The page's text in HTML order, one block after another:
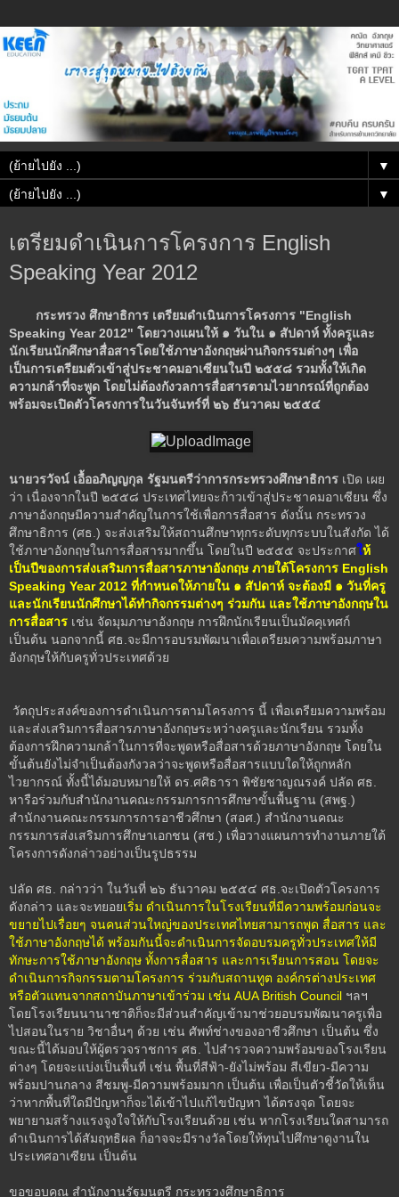
▼
▼
เตรียมดำเนินการโครงการ English
Speaking Year 2012
กระทรวง ศึกษาธิการ เตรียมดำเนินการโครงการ "English
Speaking Year 2012" โดยวางแผนให้ ๑ วันใน ๑ สัปดาห์ ทั้งครูและ
นักเรียนนักศึกษาสื่อสารโดยใช้ภาษาอังกฤษผ่านกิจกรรมต่างๆ เพื่อ
เป็นการเตรียมตัวเข้าสู่ประชาคมอาเซียนในปี ๒๕๕๘ รวมทั้งให้เกิด
ความกล้าที่จะพูด โดยไม่ต้องกังวลการสื่อสารตามไวยากรณ์ที่ถูกต้อง
พร้อมจะเปิดตัวโครงการในวันจันทร์ที่ ๒๖ ธันวาคม ๒๕๕๔
นายวรวัจน์ เอื้ออภิญญกุล รัฐมนตรีว่าการกระทรวงศึกษาธิการ เปิด เผย
ว่า เนื่องจากในปี ๒๕๕๘ ประเทศไทยจะก้าวเข้าสู่ประชาคมอาเซียน ซึ่ง
ภาษาอังกฤษมีความสำคัญในการใช้เพื่อการสื่อสาร ดังนั้น กระทรวง
ศึกษาธิการ (ศธ.) จะส่งเสริมให้สถานศึกษาทุกระดับทุกระบบในสังกัด ได้
ใช้ภาษาอังกฤษในการสื่อสารมากขึ้น โดยในปี ๒๕๕๕ จะประกาศให้
เป็นปีของการส่งเสริมการสื่อสารภาษาอังกฤษ ภายใต้โครงการ English
Speaking Year 2012 ที่กำหนดให้ภายใน ๑ สัปดาห์ จะต้องมี ๑ วันที่ครู
และนักเรียนนักศึกษาได้ทำกิจกรรมต่างๆ ร่วมกัน และใช้ภาษาอังกฤษใน
การสื่อสาร เช่น จัดมุมภาษาอังกฤษ การฝึกนักเรียนเป็นมัคคุเทศก์
เป็นต้น นอกจากนี้ ศธ.จะมีการอบรมพัฒนาเพื่อเตรียมความพร้อมภาษา
อังกฤษให้กับครูทั่วประเทศด้วย
วัตถุประสงค์ของการดำเนินการตามโครงการ นี้ เพื่อเตรียมความพร้อม
และส่งเสริมการสื่อสารภาษาอังกฤษระหว่างครูและนักเรียน รวมทั้ง
ต้องการฝึกความกล้าในการที่จะพูดหรือสื่อสารด้วยภาษาอังกฤษ โดยใน
ขั้นต้นยังไม่จำเป็นต้องกังวลว่าจะพูดหรือสื่อสารแบบใดให้ถูกหลัก
ไวยากรณ์ ทั้งนี้ได้มอบหมายให้ ดร.ศศิธารา พิชัยชาญณรงค์ ปลัด ศธ.
หารือร่วมกับสำนักงานคณะกรรมการการศึกษาขั้นพื้นฐาน (สพฐ.)
สำนักงานคณะกรรมการการอาชีวศึกษา (สอศ.) สำนักงานคณะ
กรรมการส่งเสริมการศึกษาเอกชน (สช.) เพื่อวางแผนการทำงานภายใต้
โครงการดังกล่าวอย่างเป็นรูปธรรม
ปลัด ศธ. กล่าวว่า ในวันที่ ๒๖ ธันวาคม ๒๕๕๔ ศธ.จะเปิดตัวโครงการ
ดังกล่าว และจะทยอยเริ่ม ดำเนินการในโรงเรียนที่มีความพร้อมก่อนจะ
ขยายไปเรื่อยๆ จนคนส่วนใหญ่ของประเทศไทยสามารถพูด สื่อสาร และ
ใช้ภาษาอังกฤษได้ พร้อมกันนี้จะดำเนินการจัดอบรมครูทั่วประเทศให้มี
ทักษะการใช้ภาษาอังกฤษ ทั้งการสื่อสาร และการเรียนการสอน โดยจะ
ดำเนินการกิจกรรมตามโครงการ ร่วมกับสถานทูต องค์กรต่างประเทศ
หรือตัวแทนจากสถาบันภาษาเข้าร่วม เช่น AUA British Council ฯลฯ
โดยโรงเรียนนานาชาติก็จะมีส่วนสำคัญเข้ามาช่วยอบรมพัฒนาครูเพื่อ
ไปสอนในราย วิชาอื่นๆ ด้วย เช่น ศัพท์ช่างของอาชีวศึกษา เป็นต้น ซึ่ง
ขณะนี้ได้มอบให้ผู้ตรวจราชการ ศธ. ไปสำรวจความพร้อมของโรงเรียน
ต่างๆ โดยจะแบ่งเป็นพื้นที่ เช่น พื้นที่สีฟ้า-ยังไม่พร้อม สีเขียว-มีความ
พร้อมปานกลาง สีชมพู-มีความพร้อมมาก เป็นต้น เพื่อเป็นตัวชี้วัดให้เห็น
ว่าหากพื้นที่ใดมีปัญหาก็จะได้เข้าไปแก้ไขปัญหา ได้ตรงจุด โดยจะ
พยายามสร้างแรงจูงใจให้กับโรงเรียนด้วย เช่น หากโรงเรียนใดสามารถ
ดำเนินการได้สัมฤทธิผล ก็อาจจะมีรางวัลโดยให้ทุนไปศึกษาดูงานใน
ประเทศอาเซียน เป็นต้น
ขอขอบคุณ สำนักงานรัฐมนตรี กระทรวงศึกษาธิการ